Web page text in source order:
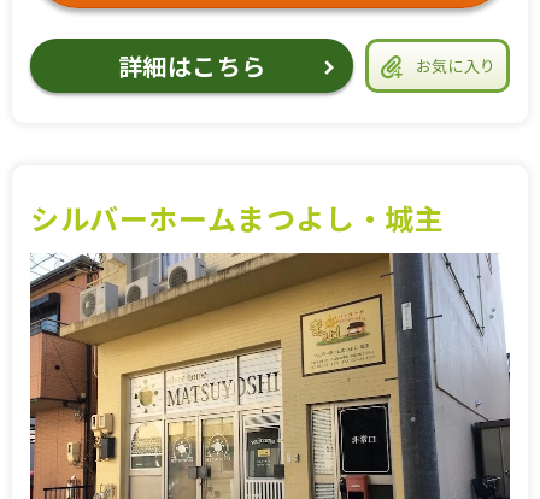
お気に入り
詳細はこちら
シルバーホームまつよし・城主